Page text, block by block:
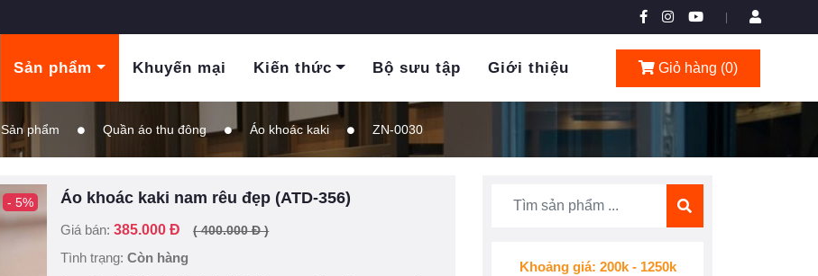
Sản phẩm Khuyến mại Kiến thức Bộ sưu tập Giới thiệu Giỏ hàng (0)
Sản phẩm Quần áo thu đông Áo khoác kaki ZN-0030
- 5% Áo khoác kaki nam rêu đẹp (ATD-356)
Giá bán:385.000 Đ ( 400.000 Đ )
Tình trạng:Còn hàng